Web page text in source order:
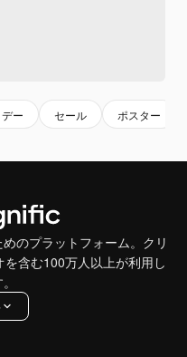
ー セール ポスター
のプラットフォーム。クリ
含む100万人以上が利用し